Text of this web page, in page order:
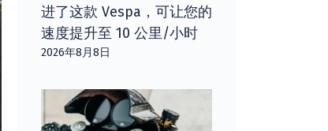
进了这款 Vespa，可让您的
速度提升至 10 公里/小时
2026年8月8日